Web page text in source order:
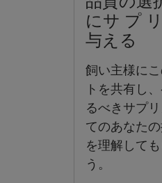
にサ プ
与える
飼い主様に
トを共有し
るべきサプ
てのあなた
を理解して
う。